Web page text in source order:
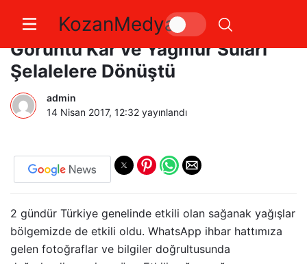
KozanMedya
Hopka Dağında Muhteşem
Görüntü Kar ve Yağmur Suları
Şelalelere Dönüştü
admin
14 Nisan 2017, 12:32 yayınlandı
2 gündür Türkiye genelinde etkili olan sağanak yağışlar
bölgemizde de etkili oldu. WhatsApp ihbar hattımıza
gelen fotoğraflar ve bilgiler doğrultusunda